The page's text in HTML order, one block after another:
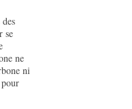
se
ne
ni